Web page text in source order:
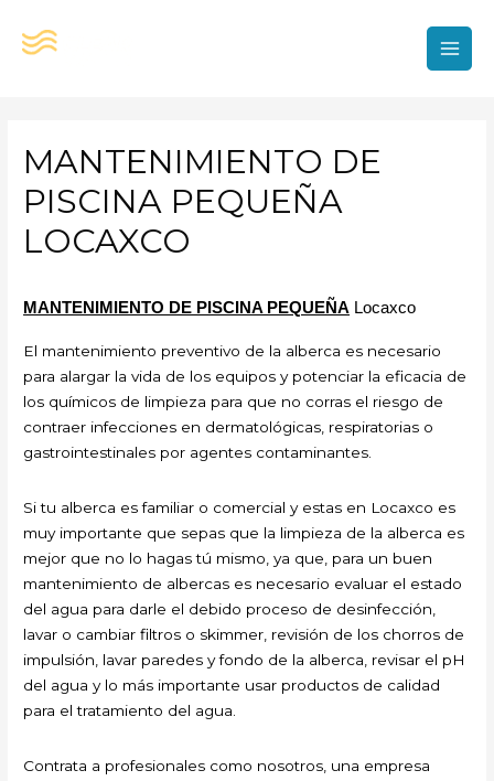
MANTENIMIENTO DE
PISCINA PEQUEÑA
LOCAXCO
MANTENIMIENTO DE PISCINA PEQUEÑA Locaxco
El mantenimiento preventivo de la alberca es necesario
para alargar la vida de los equipos y potenciar la eficacia de
los químicos de limpieza para que no corras el riesgo de
contraer infecciones en dermatológicas, respiratorias o
gastrointestinales por agentes contaminantes.
Si tu alberca es familiar o comercial y estas en Locaxco es
muy importante que sepas que la limpieza de la alberca es
mejor que no lo hagas tú mismo, ya que, para un buen
mantenimiento de albercas es necesario evaluar el estado
del agua para darle el debido proceso de desinfección,
lavar o cambiar filtros o skimmer, revisión de los chorros de
impulsión, lavar paredes y fondo de la alberca, revisar el pH
del agua y lo más importante usar productos de calidad
para el tratamiento del agua.
Contrata a profesionales como nosotros, una empresa